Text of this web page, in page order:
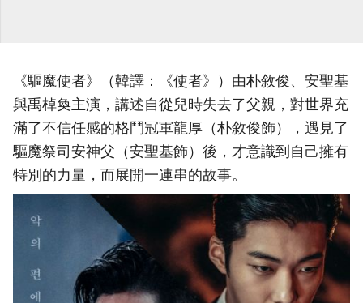
《驅魔使者》（韓譯：《使者》）由朴敘俊、安聖基
與禹棹奐主演，講述自從兒時失去了父親，對世界充
滿了不信任感的格鬥冠軍龍厚（朴敘俊飾），遇見了
驅魔祭司安神父（安聖基飾）後，才意識到自己擁有
特別的力量，而展開一連串的故事。